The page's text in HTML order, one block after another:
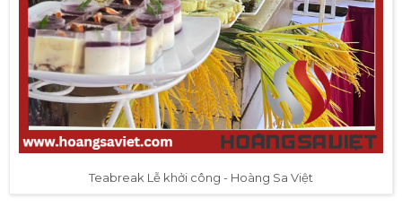
Teabreak Lễ khởi công - Hoàng Sa Việt